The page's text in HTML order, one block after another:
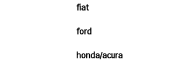
fiat
ford
honda/acura